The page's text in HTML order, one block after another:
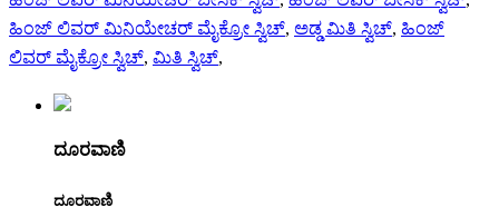
ಹಿಂಜ್ ಲಿವರ್ ಮಿನಿಯೇಚರ್ ಮೈಕ್ರೋ ಸ್ವಿಚ್, ಅಡ್ಡ ಮಿತಿ ಸ್ವಿಚ್, ಹಿಂಜ್
ಲಿವರ್ ಮೈಕ್ರೋ ಸ್ವಿಚ್, ಮಿತಿ ಸ್ವಿಚ್,
ದೂರವಾಣಿ
ದೂರವಾಣಿ